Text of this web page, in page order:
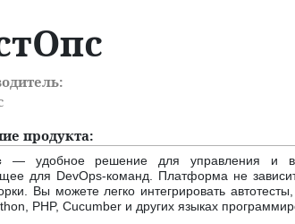
продукта:
— удобное решение для управления и
для DevOps-команд. Платформа не
Вы можете легко интегрировать
PHP, Cucumber и других языках